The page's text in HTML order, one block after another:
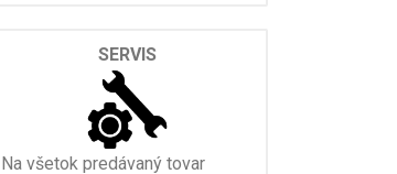
SERVIS
Na všetok predávaný tovar